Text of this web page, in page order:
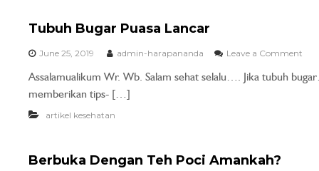
Tubuh Bugar Puasa Lancar
June 25, 2019 admin-harapananda Leave a Comment
Assalamualikum Wr. Wb. Salam sehat selalu…. Jika tubuh
memberikan tips- […]
artikel kesehatan
Berbuka Dengan Teh Poci Amankah?